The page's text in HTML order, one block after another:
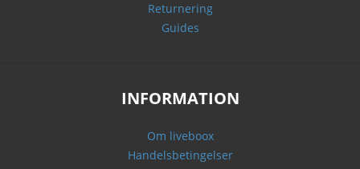
Returnering
Guides
INFORMATION
Om liveboox
Handelsbetingelser